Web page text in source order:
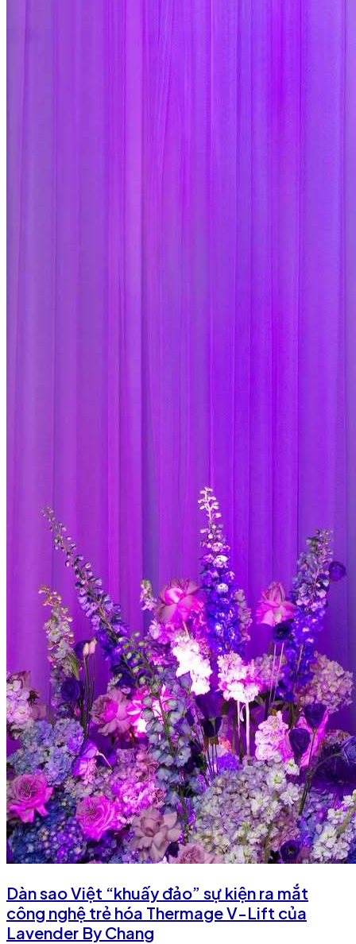
Dàn sao Việt “khuấy đảo” sự kiện ra mắt
công nghệ trẻ hóa Thermage V-Lift của
Lavender By Chang